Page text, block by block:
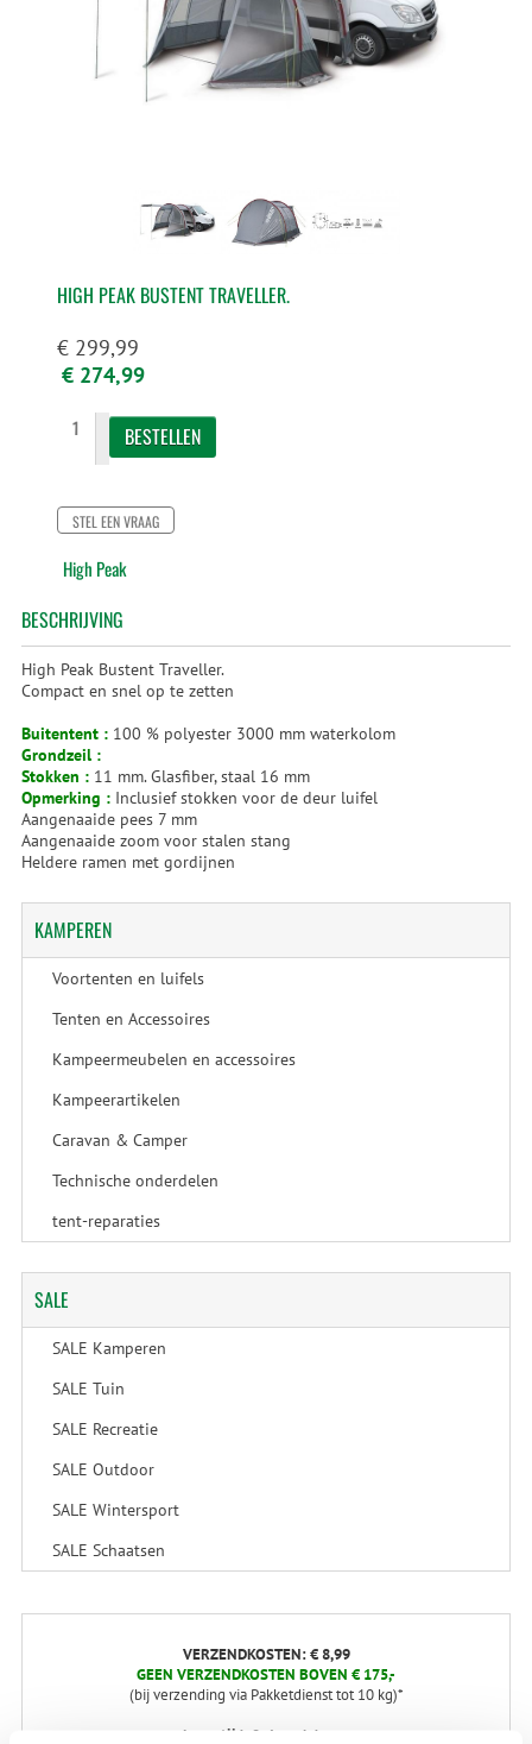
HIGH PEAK BUSTENT TRAVELLER.
€ 299,99
€ 274,99
STEL EEN VRAAG
High Peak
BESCHRIJVING
High Peak Bustent Traveller.
Compact en snel op te zetten
Buitentent : 100 % polyester 3000 mm waterkolom
Grondzeil :
Stokken : 11 mm. Glasfiber, staal 16 mm
Opmerking : Inclusief stokken voor de deur luifel
Aangenaaide pees 7 mm
Aangenaaide zoom voor stalen stang
Heldere ramen met gordijnen
KAMPEREN
Voortenten en luifels
Tenten en Accessoires
Kampeermeubelen en accessoires
Kampeerartikelen
Caravan & Camper
Technische onderdelen
tent-reparaties
SALE
SALE Kamperen
SALE Tuin
SALE Recreatie
SALE Outdoor
SALE Wintersport
SALE Schaatsen
VERZENDKOSTEN: € 8,99
GEEN VERZENDKOSTEN BOVEN € 175,-
(bij verzending via Pakketdienst tot 10 kg)*
Levertijd: 2-4 werkdagen